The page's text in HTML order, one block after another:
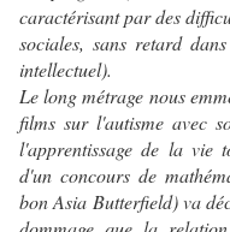
caractérisant par des
sociales, sans retard
intellectuel).
Le long métrage nous
films sur l'autisme avec
l'apprentissage de la vie
d'un concours de
bon Asia Butterfield) va